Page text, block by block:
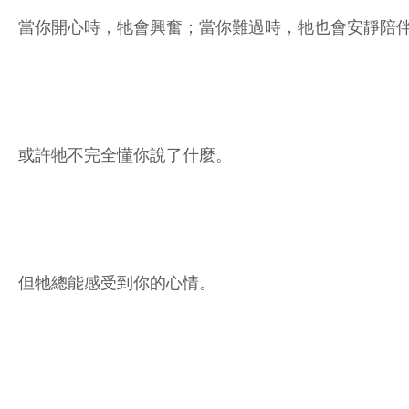
當你開心時，牠會興奮；當你難過時，牠也會安靜陪
或許牠不完全懂你說了什麼。
但牠總能感受到你的心情。